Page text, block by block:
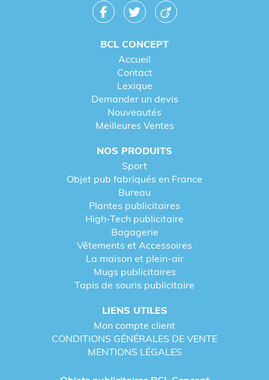
BCL CONCEPT
Accueil
Contact
Lexique
Demander un devis
Nouveautés
Meilleures Ventes
NOS PRODUITS
Sport
Objet pub fabriqués en France
Bureau
Plantes publicitaires
High-Tech publicitaire
Bagagerie
Vêtements et Accessoires
La maison et plein-air
Mugs publicitaires
Tapis de souris publicitaire
LIENS UTILES
Mon compte client
CONDITIONS GÉNÉRALES DE VENTE
MENTIONS LÉGALES